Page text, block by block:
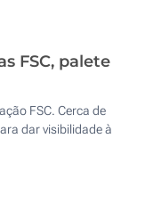
FSC, palete
FSC. Cerca de
dar visibilidade à